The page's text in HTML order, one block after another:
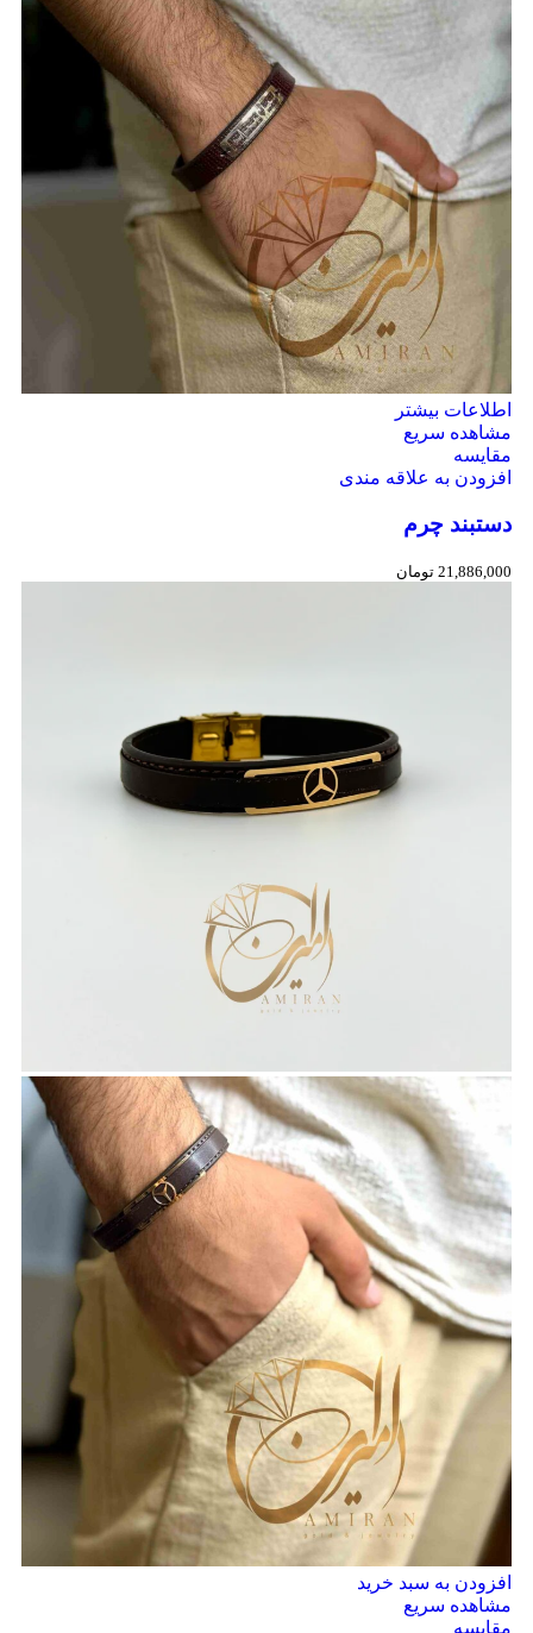
اطلاعات بیشتر
مشاهده سریع
مقایسه
افزودن به علاقه مندی
دستبند چرم
21,886,000 تومان
افزودن به سبد خرید
مشاهده سریع
مقایسه